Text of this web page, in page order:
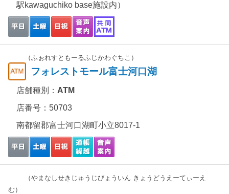
駅kawaguchiko base施設内）
（ふぉれすともーるふじかわぐちこ）
フォレストモール富士河口湖
店舗種別： ATM
店番号：50703
南都留郡富士河口湖町小立8017-1
（やまなしせきじゅうじびょういん きょうどうえーてぃーえ
む）